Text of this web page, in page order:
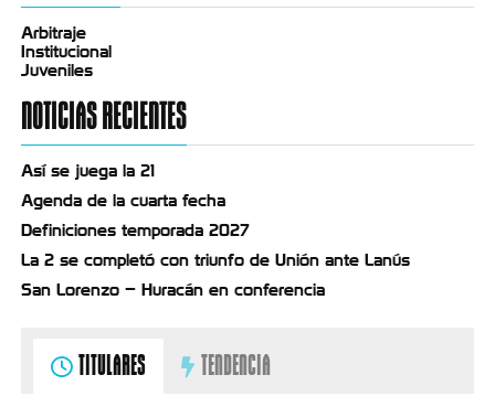
Arbitraje
Institucional
Juveniles
NOTICIAS RECIENTES
Así se juega la 21
Agenda de la cuarta fecha
Definiciones temporada 2027
La 2 se completó con triunfo de Unión ante Lanús
San Lorenzo – Huracán en conferencia
TITULARES TENDENCIA